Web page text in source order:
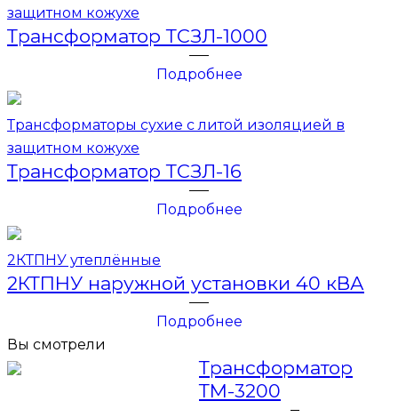
защитном кожухе
Трансформатор ТСЗЛ-1000
Подробнее
Трансформаторы сухие с литой изоляцией в
защитном кожухе
Трансформатор ТСЗЛ-16
Подробнее
2КТПНУ утеплённые
2КТПНУ наружной установки 40 кВА
Подробнее
Вы смотрели
Трансформатор
ТМ-3200